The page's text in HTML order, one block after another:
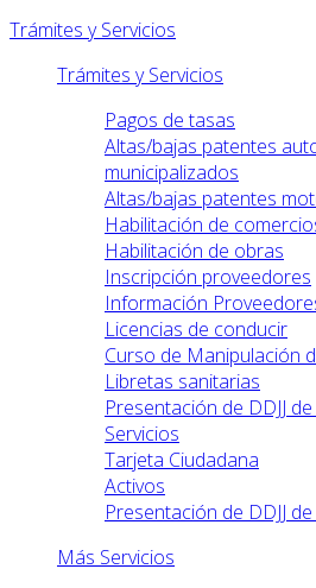
Trámites y Servicios
Trámites y Servicios
Pagos de tasas
Altas/bajas patentes
municipalizados
Altas/bajas patentes
Habilitación de
Habilitación de obras
Inscripción proveedores
Información
Licencias de conducir
Curso de Manipulación
Libretas sanitarias
Presentación de DDJJ
Servicios
Tarjeta Ciudadana
Activos
Presentación de DDJJ
Más Servicios